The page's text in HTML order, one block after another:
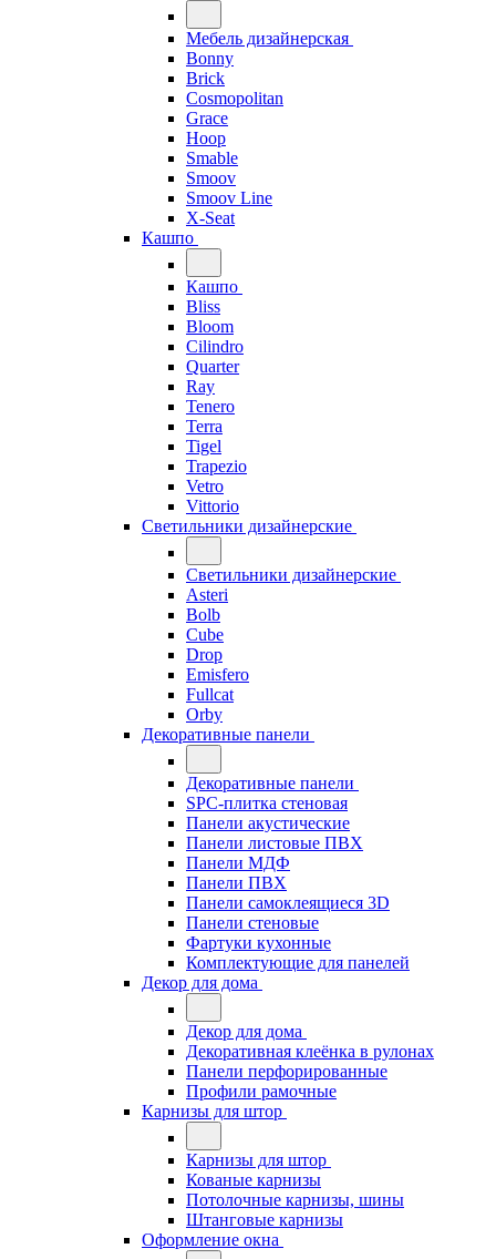
Мебель дизайнерская
Bonny
Brick
Cosmopolitan
Grace
Hoop
Smable
Smoov
Smoov Line
X-Seat
Кашпо
Кашпо
Bliss
Bloom
Cilindro
Quarter
Ray
Tenero
Terra
Tigel
Trapezio
Vetro
Vittorio
Светильники дизайнерские
Светильники дизайнерские
Asteri
Bolb
Cube
Drop
Emisfero
Fullcat
Orby
Декоративные панели
Декоративные панели
SPC-плитка стеновая
Панели акустические
Панели листовые ПВХ
Панели МДФ
Панели ПВХ
Панели самоклеящиеся 3D
Панели стеновые
Фартуки кухонные
Комплектующие для панелей
Декор для дома
Декор для дома
Декоративная клеёнка в рулонах
Панели перфорированные
Профили рамочные
Карнизы для штор
Карнизы для штор
Кованые карнизы
Потолочные карнизы, шины
Штанговые карнизы
Оформление окна